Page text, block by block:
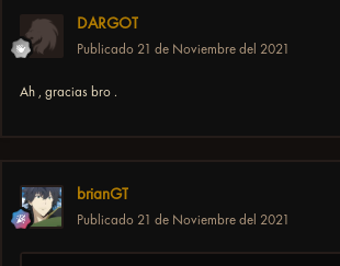
DARGOT
Publicado 21 de Noviembre del 2021
Ah , gracias bro .
brianGT
Publicado 21 de Noviembre del 2021